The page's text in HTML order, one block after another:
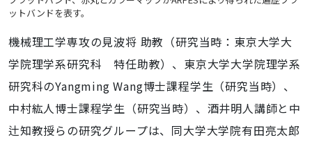
ットバンドを表す。
機械理工学専攻の見波将 助教（研究当時：東京大学大
学院理学系研究科 特任助教）、東京大学大学院理学系
研究科のYangming Wang博士課程学生（研究当時）、
中村紘人博士課程学生（研究当時）、酒井明人講師と中
辻知教授らの研究グループは、同大学大学院有田亮太郎